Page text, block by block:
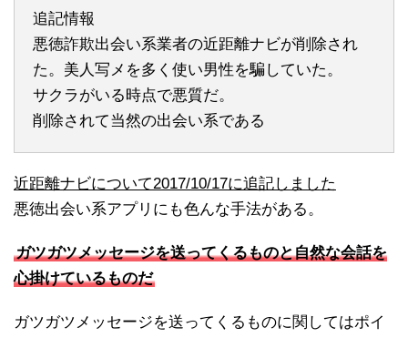
追記情報
悪徳詐欺出会い系業者の近距離ナビが削除され
た。美人写メを多く使い男性を騙していた。
サクラがいる時点で悪質だ。
削除されて当然の出会い系である
近距離ナビについて2017/10/17に追記しました
悪徳出会い系アプリにも色んな手法がある。
ガツガツメッセージを送ってくるものと自然な会話を
心掛けているものだ
ガツガツメッセージを送ってくるものに関してはポイ